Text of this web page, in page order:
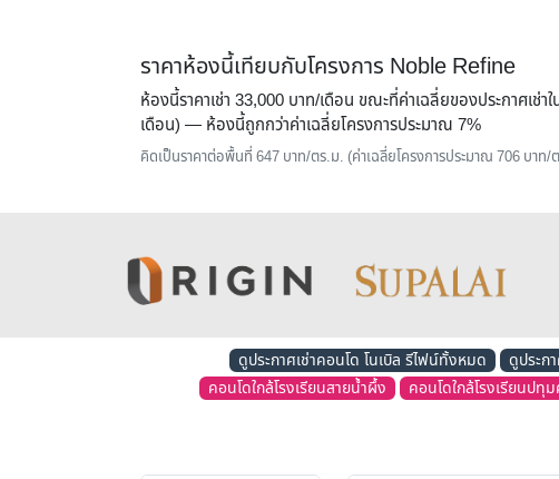
ราคาห้องนี้เทียบกับโครงการ Noble Refine
ห้องนี้ราคาเช่า 33,000 บาท/เดือน ขณะที่ค่าเฉลี่ยของประกาศเ
เดือน) — ห้องนี้ถูกกว่าค่าเฉลี่ยโครงการประมาณ 7%
คิดเป็นราคาต่อพื้นที่ 647 บาท/ตร.ม. (ค่าเฉลี่ยโครงการประมาณ 706 บาท/
ดูประกาศเช่าคอนโด โนเบิล รีไฟน์ทั้งหมด ดูประก
คอนโดใกล้โรงเรียนสายน้ำผึ้ง
คอนโดใกล้โรงเรียนปทุ